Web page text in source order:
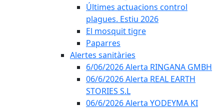
Últimes actuacions control
plagues. Estiu 2026
El mosquit tigre
Paparres
Alertes sanitàries
6/06/2026 Alerta RINGANA GMBH
06/6/2026 Alerta REAL EARTH
STORIES S.L
06/6/2026 Alerta YODEYMA KI